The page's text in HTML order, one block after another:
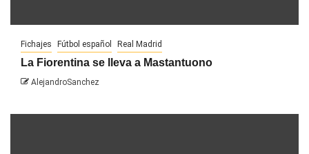
Fichajes Fútbol español Real Madrid
La Fiorentina se lleva a Mastantuono
AlejandroSanchez